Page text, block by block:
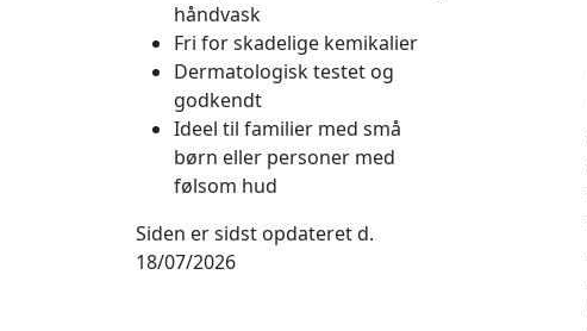
håndvask
Fri for skadelige kemikalier
Dermatologisk testet og
godkendt
Ideel til familier med små
børn eller personer med
følsom hud
Siden er sidst opdateret d.
18/07/2026